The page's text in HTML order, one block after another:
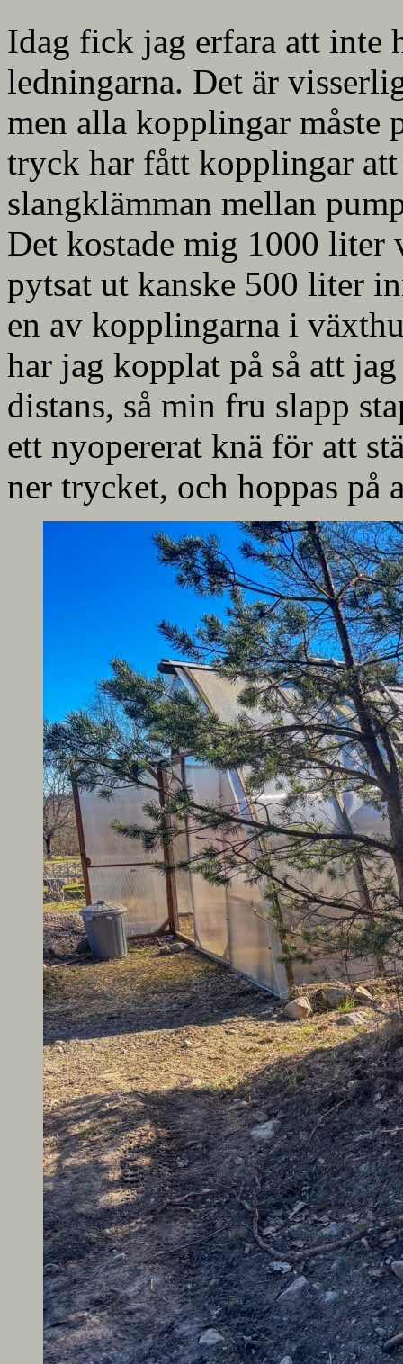
Idag fick jag erfara att inte
ledningarna. Det är
men alla kopplingar måste
tryck har fått kopplingar att
slangklämman mellan
Det kostade mig 1000 liter
pytsat ut kanske 500 liter
en av kopplingarna i
har jag kopplat på så att
distans, så min fru slapp
ett nyopererat knä för att
ner trycket, och hoppas på